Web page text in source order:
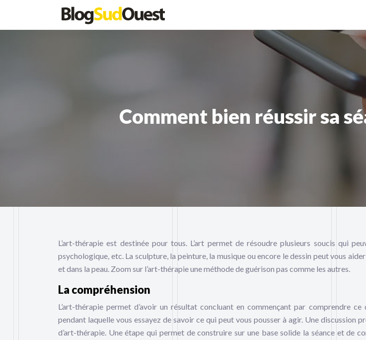
Comment bien réussir sa
L’art-thérapie est destinée pour tous. L’art permet de résoudre plusieurs soucis qui
psychologique, etc. La sculpture, la peinture, la musique ou encore le dessin peut vous
et dans la peau. Zoom sur l’art-thérapie une méthode de guérison pas comme les autres.
La compréhension
L’art-thérapie permet d’avoir un résultat concluant en commençant par comprendre
pendant laquelle vous essayez de savoir ce qui peut vous pousser à agir. Une discussion
d’art-thérapie. Une étape qui permet de construire sur une base solide la séance et de